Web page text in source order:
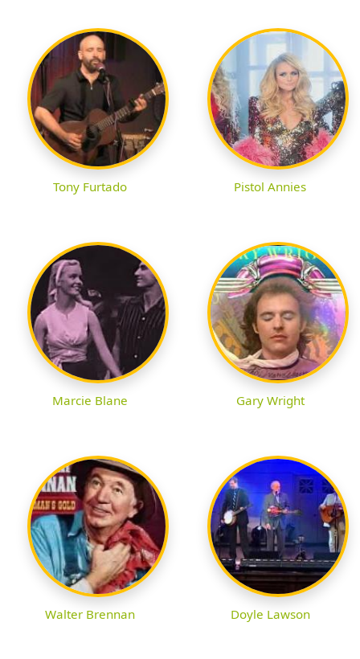
Tony Furtado Pistol Annies
Marcie Blane Gary Wright
Walter Brennan Doyle Lawson